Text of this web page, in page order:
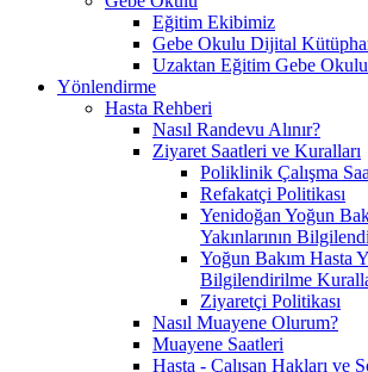
Eğitim Ekibimiz
Gebe Okulu Dijital
Uzaktan Eğitim Gebe Okulu
Yönlendirme
Hasta Rehberi
Nasıl Randevu Alınır?
Ziyaret Saatleri ve Kuralları
Poliklinik Çalışma
Refakatçi Politikası
Yenidoğan Yoğun
Yakınlarının
Yoğun Bakım Hasta
Bilgilendirilme
Ziyaretçi Politikası
Nasıl Muayene Olurum?
Muayene Saatleri
Hasta - Çalışan Hakları ve